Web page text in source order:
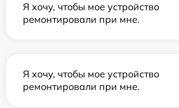
Я хочу, чтобы мое устройство
ремонтировали при мне.
Я хочу, чтобы мое устройство
ремонтировали при мне.